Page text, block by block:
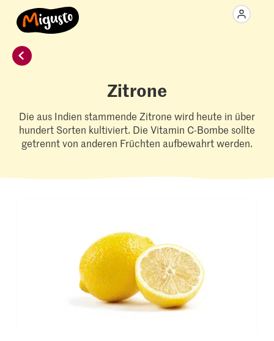
Zitrone
Die aus Indien stammende Zitrone wird heute in über
hundert Sorten kultiviert. Die Vitamin C-Bombe sollte
getrennt von anderen Früchten aufbewahrt werden.